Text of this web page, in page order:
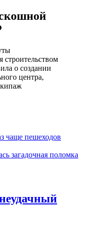
строительством
о создании
центра,
чаще пешеходов
загадочная поломка